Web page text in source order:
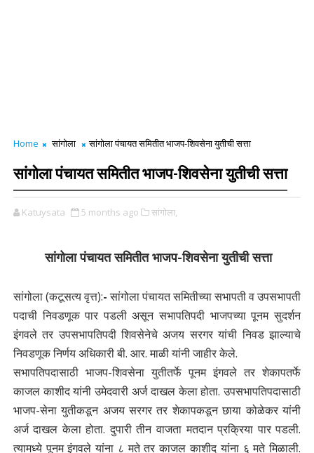
Home सांगोला सांगोला पंचायत समितीत भाजप-शिवसेना युतीची सत्ता
सांगोला पंचायत समितीत भाजप-शिवसेना युतीची सत्ता
Katuysata 5 months ago सांगोला,
सांगोला पंचायत समितीत भाजप-शिवसेना युतीची सत्ता
सांगोला (कटूसत्य वृत्त):-सांगोला पंचायत समितीच्या सभापती व उपसभापती
पदाची निवडणूक पार पडली असून सभापतिपदी भाजपच्या पूनम सुदर्शन
इंगवले तर उपसभापतिपदी शिवसेनेचे अजय सरगर यांची निवड झाल्याचे
निवडणूक निर्णय अधिकारी बी. आर. माळी यांनी जाहीर केले.
सभापतिपदासाठी भाजप-शिवसेना युतीतर्फे पूनम इंगवले तर शेकापतर्फे
काजल काशीद यांनी उमेदवारी अर्ज दाखल केला होता. उपसभापतिपदासाठी
भाजप-सेना युतीकडून अजय सरगर तर शेकापकडून छाया कोळेकर यांनी
अर्ज दाखल केला होता. दुपारी तीन वाजता मतदान प्रक्रिया पार पडली.
त्यामध्ये पूनम इंगवले यांना ८ मते तर काजल काशीद यांना ६ मते मिळाली.